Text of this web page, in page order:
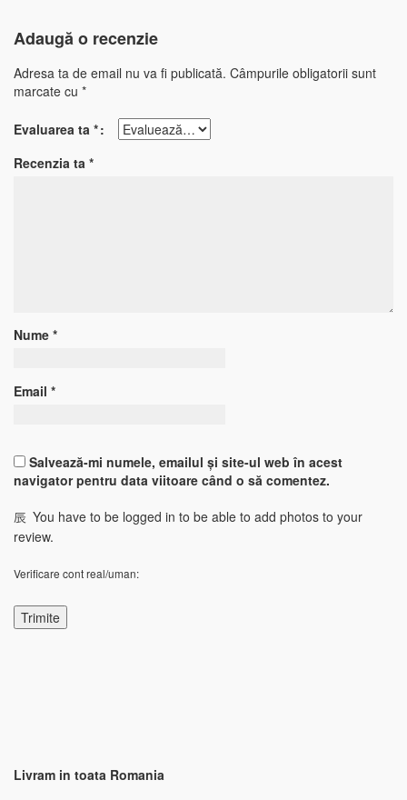
Adaugă o recenzie
Adresa ta de email nu va fi publicată. Câmpurile obligatorii sunt
marcate cu *
Evaluarea ta *
Recenzia ta *
Nume *
Email *
Salvează-mi numele, emailul și site-ul web în acest
navigator pentru data viitoare când o să comentez.
You have to be logged in to be able to add photos to your
review.
Verificare cont real/uman:
Livram in toata Romania